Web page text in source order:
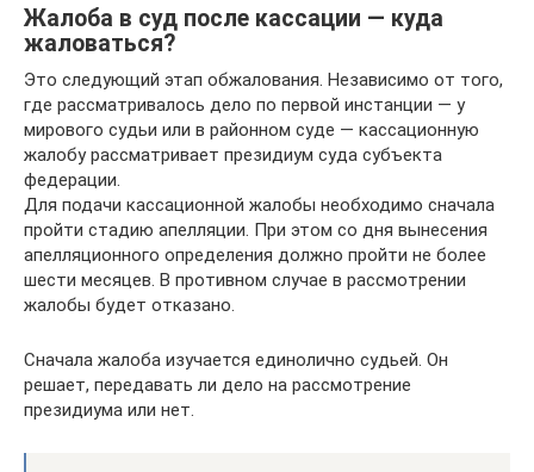
Жалоба в суд после кассации — куда
жаловаться?
Это следующий этап обжалования. Независимо от того,
где рассматривалось дело по первой инстанции — у
мирового судьи или в районном суде — кассационную
жалобу рассматривает президиум суда субъекта
федерации.
Для подачи кассационной жалобы необходимо сначала
пройти стадию апелляции. При этом со дня вынесения
апелляционного определения должно пройти не более
шести месяцев. В противном случае в рассмотрении
жалобы будет отказано.
Сначала жалоба изучается единолично судьей. Он
решает, передавать ли дело на рассмотрение
президиума или нет.